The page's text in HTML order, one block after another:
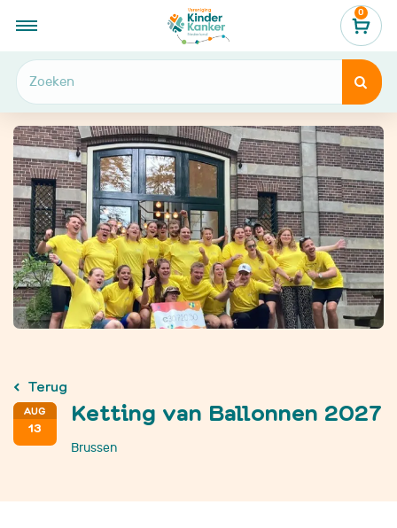
0


Terug
AUG
13 Ketting van Ballonnen 2027
Brussen